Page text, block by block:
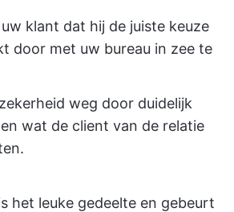
klant dat hij de juiste keuze
door met uw bureau in zee te
weg door duidelijk
wat de client van de relatie
het leuke gedeelte en gebeurt